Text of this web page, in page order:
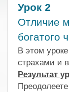
Урок 2
Отличие
богатого
В этом
страхами и
Результат